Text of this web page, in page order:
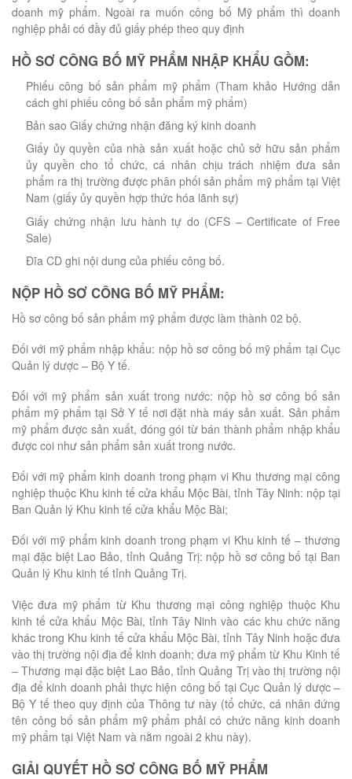
doanh mỹ phẩm. Ngoài ra muốn công bố Mỹ phẩm thì doanh
nghiệp phải có đầy đủ giấy phép theo quy định
HỒ SƠ CÔNG BỐ MỸ PHẨM NHẬP KHẨU GỒM:
Phiếu công bố sản phẩm mỹ phẩm (Tham khảo Hướng dẫn
cách ghi phiếu công bố sản phẩm mỹ phẩm)
Bản sao Giấy chứng nhận đăng ký kinh doanh
Giấy ủy quyền của nhà sản xuất hoặc chủ sở hữu sản phẩm
ủy quyền cho tổ chức, cá nhân chịu trách nhiệm đưa sản
phẩm ra thị trường được phân phối sản phẩm mỹ phẩm tại Việt
Nam (giấy ủy quyền hợp thức hóa lãnh sự)
Giấy chứng nhận lưu hành tự do (CFS – Certificate of Free
Sale)
Đĩa CD ghi nội dung của phiếu công bố.
NỘP HỒ SƠ CÔNG BỐ MỸ PHẨM:
Hồ sơ công bố sản phẩm mỹ phẩm được làm thành 02 bộ.
Đối với mỹ phẩm nhập khẩu: nộp hồ sơ công bố mỹ phẩm tại Cục
Quản lý dược – Bộ Y tế.
Đối với mỹ phẩm sản xuất trong nước: nộp hồ sơ công bố sản
phẩm mỹ phẩm tại Sở Y tế nơi đặt nhà máy sản xuất. Sản phẩm
mỹ phẩm được sản xuất, đóng gói từ bán thành phẩm nhập khẩu
được coi như sản phẩm sản xuất trong nước.
Đối với mỹ phẩm kinh doanh trong phạm vi Khu thương mại công
nghiệp thuộc Khu kinh tế cửa khẩu Mộc Bài, tỉnh Tây Ninh: nộp tại
Ban Quản lý Khu kinh tế cửa khẩu Mộc Bài;
Đối với mỹ phẩm kinh doanh trong phạm vi Khu kinh tế – thương
mại đặc biệt Lao Bảo, tỉnh Quảng Trị: nộp hồ sơ công bố tại Ban
Quản lý Khu kinh tế tỉnh Quảng Trị.
Việc đưa mỹ phẩm từ Khu thương mại công nghiệp thuộc Khu
kinh tế cửa khẩu Mộc Bài, tỉnh Tây Ninh vào các khu chức năng
khác trong Khu kinh tế cửa khẩu Mộc Bài, tỉnh Tây Ninh hoặc đưa
vào thị trường nội địa để kinh doanh; đưa mỹ phẩm từ Khu Kinh tế
– Thương mại đặc biệt Lao Bảo, tỉnh Quảng Trị vào thị trường nội
địa để kinh doanh phải thực hiện công bố tại Cục Quản lý dược –
Bộ Y tế theo quy định của Thông tư này (tổ chức, cá nhân đứng
tên công bố sản phẩm mỹ phẩm phải có chức năng kinh doanh
mỹ phẩm tại Việt Nam và nằm ngoài 2 khu này).
GIẢI QUYẾT HỒ SƠ CÔNG BỐ MỸ PHẨM